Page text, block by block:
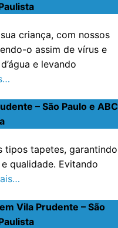
criança, com nossos
o assim de vírus e
e levando
– São Paulo e ABC
tipos tapetes, garantindo
qualidade. Evitando
Vila Prudente – São